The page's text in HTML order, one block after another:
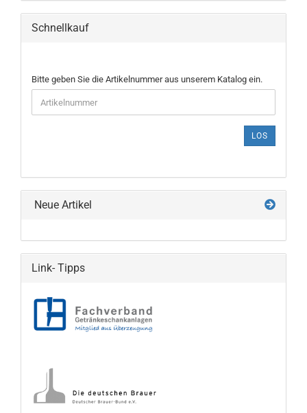
Schnellkauf
BITTE
GEBEN
SIE
DIE
EIN.
Bitte geben Sie die Artikelnummer aus unserem Katalog ein.
LOS
Neue Artikel
Link- Tipps